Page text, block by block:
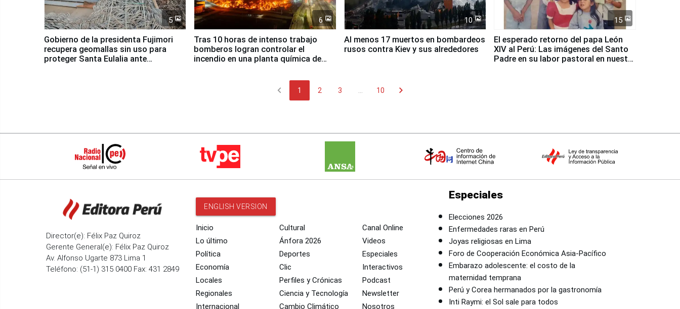
5
Gobierno de la presidenta Fujimori
recupera geomallas sin uso para
proteger Santa Eulalia ante
6
Tras 10 horas de intenso trabajo
bomberos logran controlar el
incendio en una planta química de
10
Al menos 17 muertos en bombardeos
rusos contra Kiev y sus alrededores
15
El esperado retorno del papa León
XIV al Perú: Las imágenes del Santo
Padre en su labor pastoral en nuestro
chevron_left 1 2 3 10 chevron_right
Director(e): Félix Paz Quiroz
Gerente General(e): Félix Paz Quiroz
Av. Alfonso Ugarte 873 Lima 1
Teléfono: (51-1) 315 0400 Fax: 431 2849
ENGLISH VERSION
Inicio
Lo último
Política
Economía
Locales
Regionales
Internacional
Cultural
Ánfora 2026
Deportes
Clic
Perfiles y Crónicas
Ciencia y Tecnología
Cambio Climático
Canal Online
Videos
Especiales
Interactivos
Podcast
Newsletter
Nosotros
Especiales
Elecciones 2026
Enfermedades raras en Perú
Joyas religiosas en Lima
Foro de Cooperación Económica Asia-Pacífico
Embarazo adolescente: el costo de la
maternidad temprana
Perú y Corea hermanados por la gastronomía
Inti Raymi: el Sol sale para todos